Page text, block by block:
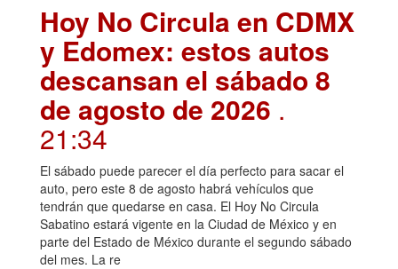
Hoy No Circula en CDMX
y Edomex: estos autos
descansan el sábado 8
de agosto de 2026 .
21:34
El sábado puede parecer el día perfecto para sacar el
auto, pero este 8 de agosto habrá vehículos que
tendrán que quedarse en casa. El Hoy No Circula
Sabatino estará vigente en la Ciudad de México y en
parte del Estado de México durante el segundo sábado
del mes. La re